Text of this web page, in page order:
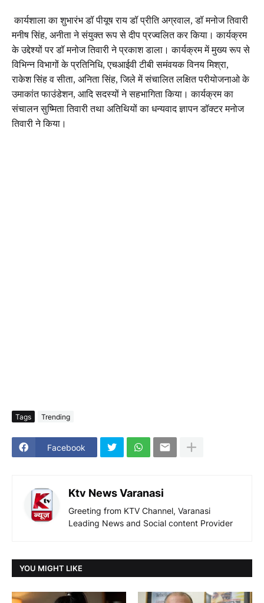
कार्यशाला का शुभारंभ डॉ पीयूष राय डॉ प्रीति अग्रवाल, डॉ मनोज तिवारी
मनीष सिंह, अनीता ने संयुक्त रूप से दीप प्रज्वलित कर किया। कार्यक्रम
के उद्देश्यों पर डॉ मनोज तिवारी ने प्रकाश डाला। कार्यक्रम में मुख्य रूप से
विभिन्न विभागों के प्रतिनिधि, एचआईवी टीबी समंवयक विनय मिश्रा,
राकेश सिंह व सीता, अनिता सिंह, जिले में संचालित लक्षित परीयोजनाओ के
उमाकांत फाउंडेशन, आदि सदस्यों ने सहभागिता किया। कार्यक्रम का
संचालन सुष्मिता तिवारी तथा अतिथियों का धन्यवाद ज्ञापन डॉक्टर मनोज
तिवारी ने किया।
Tags Trending
Facebook
Ktv News Varanasi
Greeting from KTV Channel, Varanasi
Leading News and Social content Provider
YOU MIGHT LIKE